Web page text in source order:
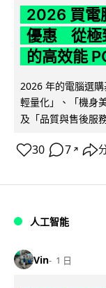
2026 買電
優惠 從極
的高效能
2026 年的電腦選
輕量化」、「機身
及「品質與售後服
30 7 ↗
人工智能
Vin 1 日